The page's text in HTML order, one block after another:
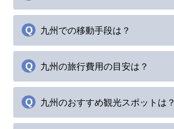
九州での移動手段は？
九州の旅行費用の目安は？
九州のおすすめ観光スポットは？